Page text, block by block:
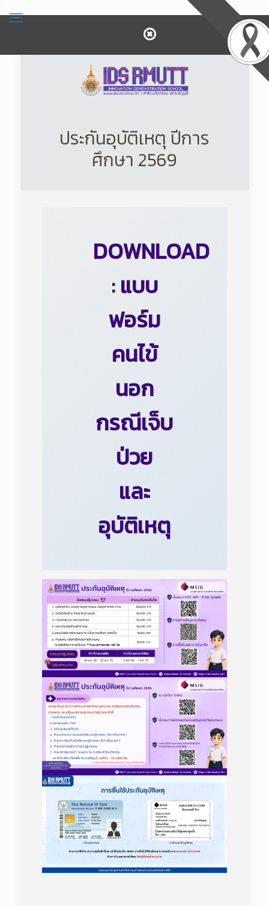
ประกันอุบัติเหตุ ปีการ
ศึกษา 2569
DOWNLOAD
: แบบ
ฟอร์ม
คนไข้
นอก
กรณีเจ็บ
ป่วย
และ
อุบัติเหตุ